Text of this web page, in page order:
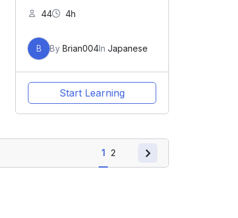
읽기)
44 4h
B ByBrian004InJapanese
Start Learning
1 2